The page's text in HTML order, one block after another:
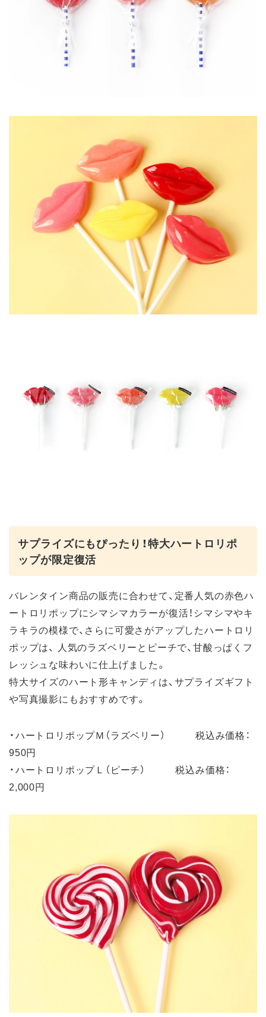
サプライズにもぴったり！特大ハートロリポ
ップが限定復活
バレンタイン商品の販売に合わせて、定番人気の赤色ハ
ートロリポップにシマシマカラーが復活！シマシマやキ
ラキラの模様で、さらに可愛さがアップしたハートロリ
ポップは、 人気のラズベリーとピーチで、甘酸っぱくフ
レッシュな味わいに仕上げました。
特大サイズのハート形キャンディは、サプライズギフト
や写真撮影にもおすすめです。
・ハートロリポップＭ（ラズベリー） 税込み価格：
950円
・ハートロリポップＬ（ピーチ） 税込み価格：
2,000円